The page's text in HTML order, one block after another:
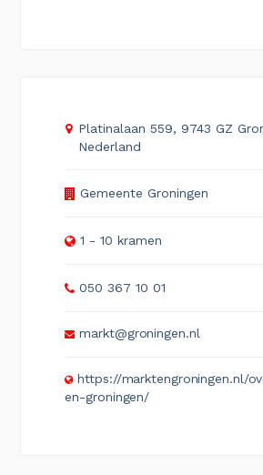
Platinalaan 559, 9743 GZ
Nederland
Gemeente Groningen
1 - 10 kramen
050 367 10 01
markt@groningen.nl
https://marktengroningen.nl/
en-groningen/